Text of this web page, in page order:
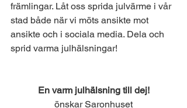
främlingar. Låt oss sprida julvärme i vår
stad både när vi möts ansikte mot
ansikte och i sociala media. Dela och
sprid varma julhälsningar!
En varm julhälsning till dej!
önskar Saronhuset